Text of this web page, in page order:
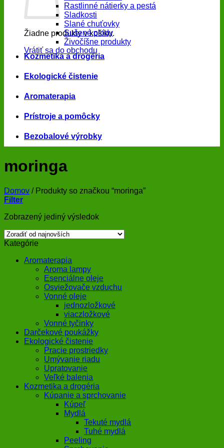
Žiadne produkty v košíku.
Vrátiť sa do obchodu
Rastlinné nátierky a pestá
Sladkosti
Slané chuťovky
Sušené plody
Živočíšne produkty
Kozmetika a drogéria
Ekologické čistenie
Aromaterapia
Prístroje a pomôcky
Bezobalové výrobky
moringa
Domov /Produkty so značkou “moringa”
Filter
Zobrazený jediný výsledok
Kategórie
Aromaterapia
Aroma lampy
Esenciálne oleje
Osviežovače vzduchu
Vonné oleje
jednozložkové
viaczložkové
Vonné tyčinky
Darčekové poukážky
Ekologické čistenie
Pracie prostriedky
Umývanie riadu
Upratovanie
Veľké balenia
Kozmetika a drogéria
Kúpanie a sprchovanie
Kúpeľ
Mydlá
Tekuté mydlá
Tuhé mydlá
Peeling